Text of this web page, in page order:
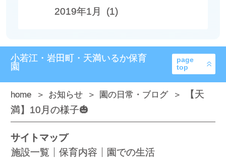
2019年1月 (1)
小若江・岩田町・天満いるか保育
園
page
top
home お知らせ 園の日常・ブログ
【天
満】10月の様子🎃
サイトマップ
施設一覧
保育内容
園での生活